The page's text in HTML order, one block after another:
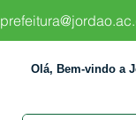
Olá, Bem-vindo a